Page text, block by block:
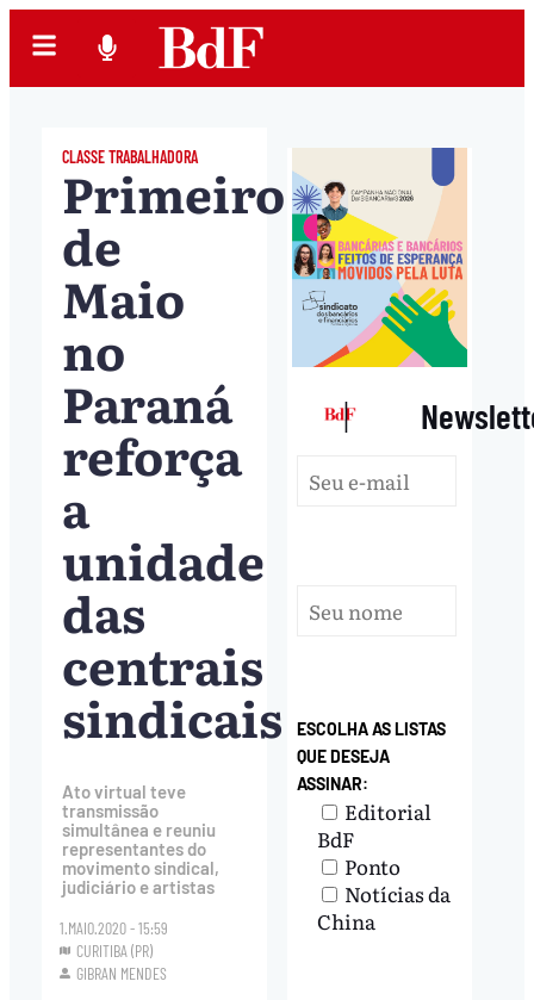
CLASSE TRABALHADORA
Primeiro
de
Maio
no
Paraná
reforça
a
unidade
das
centrais
sindicais
Ato virtual teve
transmissão
simultânea e reuniu
representantes do
movimento sindical,
judiciário e artistas
1.MAIO.2020 - 15:59
CURITIBA (PR)
GIBRAN MENDES
|
ESCOLHA AS LISTAS
QUE DESEJA
ASSINAR:
Editorial
BdF
Ponto
Notícias da
China